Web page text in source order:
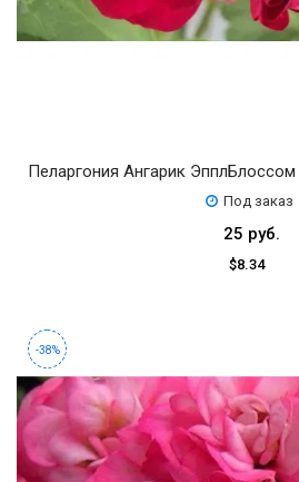
Пеларгония Ангарик
Под заказ
25 руб.
$8.34
-38%